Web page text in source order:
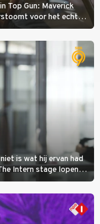
Top Gun: Maverick
voor het echte
is wat hij ervan had
Intern stage lopen
zet blijkt te zijn.